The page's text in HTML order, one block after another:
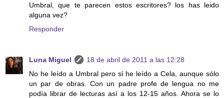
Umbral, que te parecen estos escritores? los has leido
alguna vez?
Responder
Luna Miguel
18 de abril de 2011 a las 12:28
No he leído a Umbral pero sí he leído a Cela, aunque sólo
un par de obras. Con un padre profe de lengua no me
podía librar de lecturas así a los 12-15 años. Ahora se lo